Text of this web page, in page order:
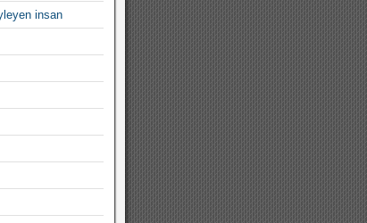
insan